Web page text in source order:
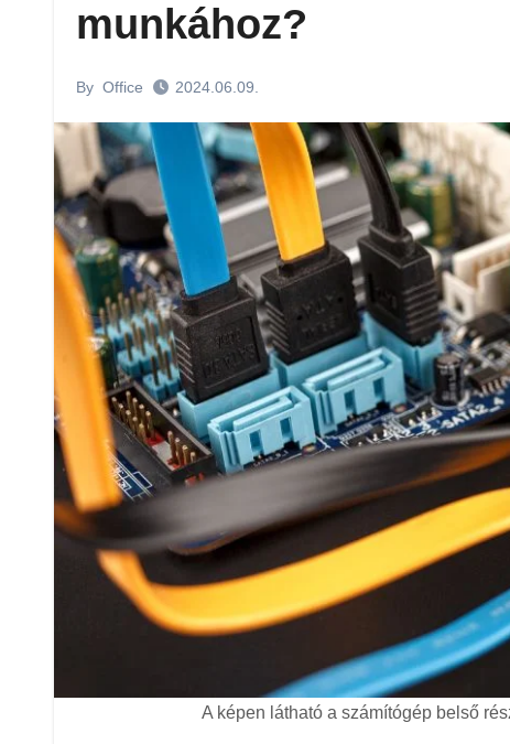
munkához?
By Office 2024.06.09.
A képen látható a számítógép belső